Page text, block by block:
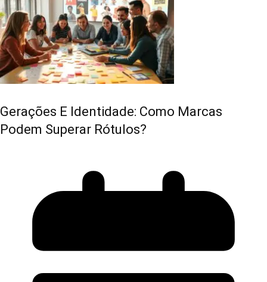
Gerações E Identidade: Como Marcas
Podem Superar Rótulos?